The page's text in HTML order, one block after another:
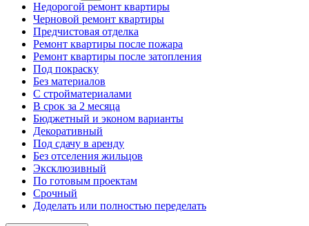
Недорогой ремонт квартиры
Черновой ремонт квартиры
Предчистовая отделка
Ремонт квартиры после пожара
Ремонт квартиры после затопления
Под покраску
Без материалов
С стройматериалами
В срок за 2 месяца
Бюджетный и эконом варианты
Декоративный
Под сдачу в аренду
Без отселения жильцов
Эксклюзивный
По готовым проектам
Срочный
Доделать или полностью переделать